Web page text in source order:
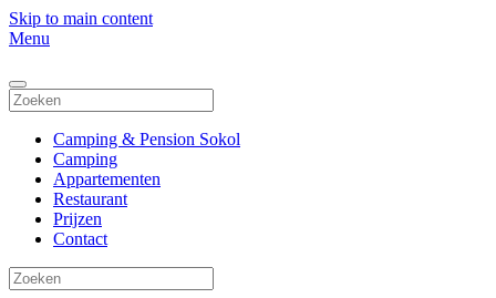
Skip to main content
Menu
Camping & Pension Sokol
Camping
Appartementen
Restaurant
Prijzen
Contact